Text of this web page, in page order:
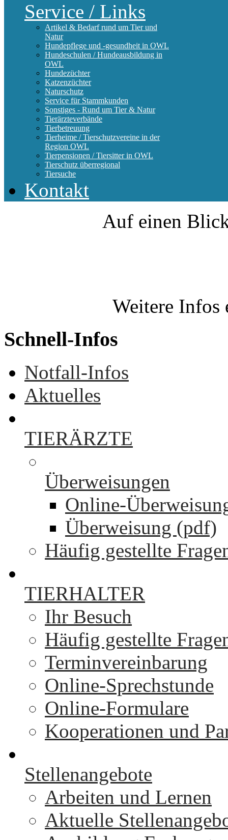
Service / Links
Artikel & Bedarf rund um Tier und
Natur
Hundepflege und -gesundheit in OWL
Hundeschulen / Hundeausbildung in
OWL
Hundezüchter
Katzenzüchter
Naturschutz
Service für Stammkunden
Sonstiges - Rund um Tier & Natur
Tierärzteverbände
Tierbetreuung
Tierheime / Tierschutzvereine in der
Region OWL
Tierpensionen / Tiersitter in OWL
Tierschutz überregional
Tiersuche
Kontakt
Auf einen
Weitere Infos
Schnell-Infos
Notfall-Infos
Aktuelles
TIERÄRZTE
Überweisungen
Online-
Überweisung (pdf)
Häufig gestellte
TIERHALTER
Ihr Besuch
Häufig gestellte
Terminvereinbarung
Online-Sprechstunde
Online-Formulare
Kooperationen und
Stellenangebote
Arbeiten und Lernen
Aktuelle